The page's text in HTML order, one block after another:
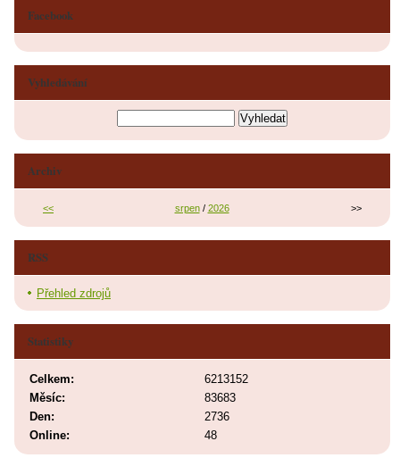
Facebook
Vyhledávání
Archiv
<< srpen/ 2026 >>
RSS
Přehled zdrojů
Statistiky
Online: 48
Celkem:
6213152
Měsíc:
83683
Den:
2736